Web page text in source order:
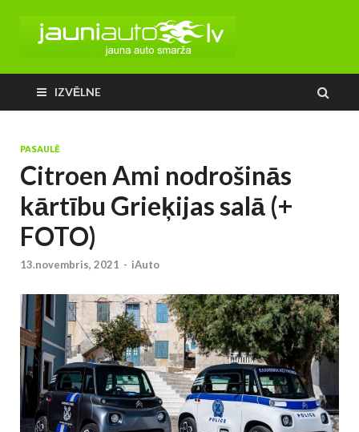
IZVĒLNE
PASAULĒ
Citroen Ami nodrošinās
kārtību Grieķijas salā (+
FOTO)
13.novembris, 2021 - iAuto